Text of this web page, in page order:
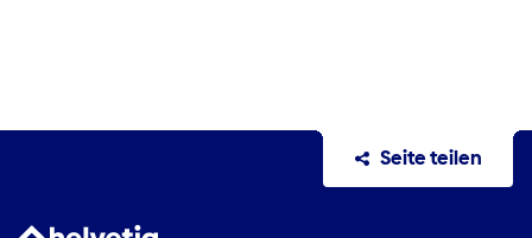
Seite teilen